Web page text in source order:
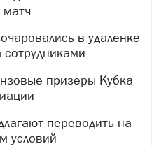
матч
сотрудниками
условий